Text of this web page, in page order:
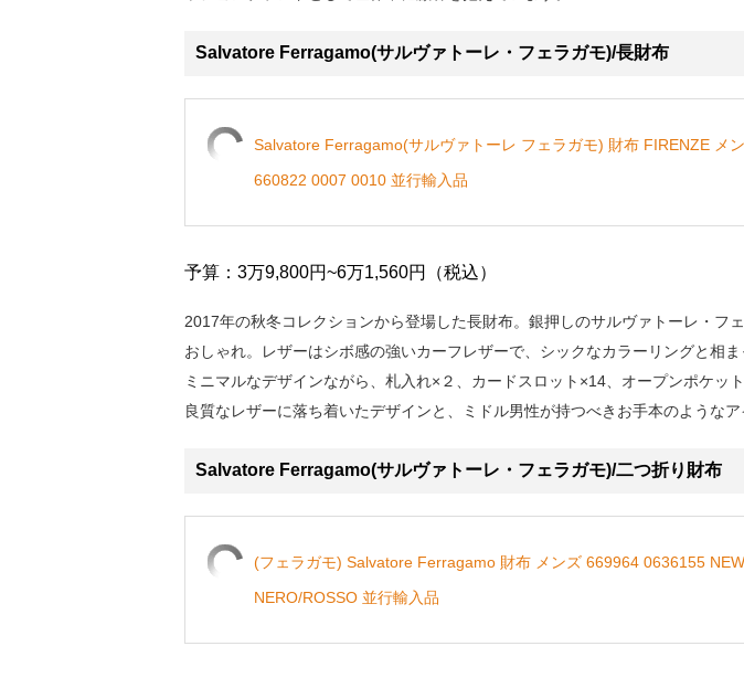
Salvatore Ferragamo(サルヴァトーレ・フェラガモ)/長財布
Salvatore Ferragamo(サルヴァトーレ フェラガモ) 財布 FIRENZE メ
660822 0007 0010 並行輸入品
予算：3万9,800円~6万1,560円（税込）
2017年の秋冬コレクションから登場した長財布。銀押しのサルヴァトーレ・フ
おしゃれ。レザーはシボ感の強いカーフレザーで、シックなカラーリングと相ま
ミニマルなデザインながら、札入れ×２、カードスロット×14、オープンポケッ
良質なレザーに落ち着いたデザインと、ミドル男性が持つべきお手本のようなア
Salvatore Ferragamo(サルヴァトーレ・フェラガモ)/二つ折り財布
(フェラガモ) Salvatore Ferragamo 財布 メンズ 669964 0636155
NERO/ROSSO 並行輸入品